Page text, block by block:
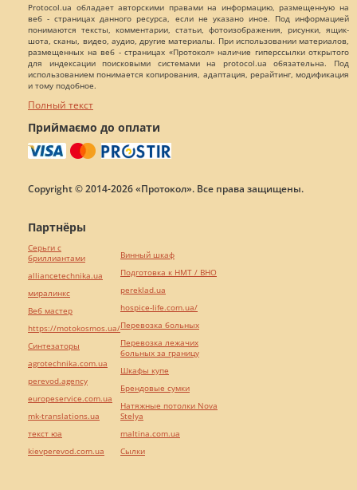
Protocol.ua обладает авторскими правами на информацию, размещенную на
веб - страницах данного ресурса, если не указано иное. Под информацией
понимаются тексты, комментарии, статьи, фотоизображения, рисунки, ящик-
шота, сканы, видео, аудио, другие материалы. При использовании материалов,
размещенных на веб - страницах «Протокол» наличие гиперссылки открытого
для индексации поисковыми системами на protocol.ua обязательна. Под
использованием понимается копирования, адаптация, рерайтинг, модификация
и тому подобное.
Полный текст
Приймаємо до оплати
Copyright © 2014-2026 «Протокол». Все права защищены.
Партнёры
Серьги с
бриллиантами
alliancetechnika.ua
миралинкс
Веб мастер
https://motokosmos.ua/
Синтезаторы
agrotechnika.com.ua
perevod.agency
europeservice.com.ua
mk-translations.ua
текст юа
kievperevod.com.ua
Винный шкаф
Подготовка к НМТ / ВНО
pereklad.ua
hospice-life.com.ua/
Перевозка больных
Перевозка лежачих
больных за границу
Шкафы купе
Брендовые сумки
Натяжные потолки Nova
Stelya
maltina.com.ua
Cылки